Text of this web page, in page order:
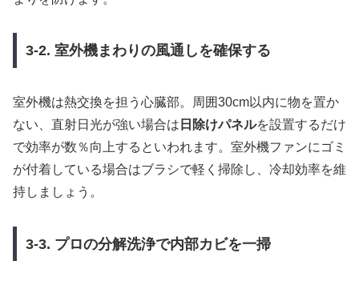
3-2. 室外機まわりの風通しを確保する
室外機は熱交換を担う心臓部。周囲30cm以内に物を置か
ない、直射日光が強い場合は 日除けパネルを設置するだけ
で効率が数％向上するといわれます。室外機ファンにゴミ
が付着している場合はブラシで軽く掃除し、冷却効率を維
持しましょう。
3-3. プロの分解洗浄で内部カビを一掃